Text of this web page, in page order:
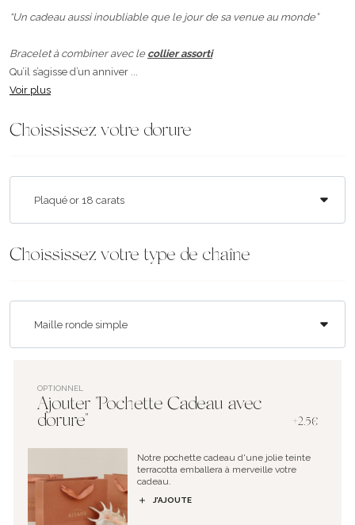
“Un cadeau aussi inoubliable que le jour de sa venue au monde”
Bracelet à combiner avec le collier assorti
Qu’il s’agisse d’un anniver ...
Voir plus
Choississez votre dorure
Choississez votre type de chaîne
OPTIONNEL
Ajouter "Pochette Cadeau avec
dorure"
+2.5€
Notre pochette cadeau d'une jolie teinte
terracotta emballera à merveille votre
cadeau.
J’AJOUTE